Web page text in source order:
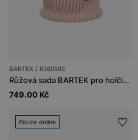
BARTEK / 8560585
Růžová sada BARTEK pro holčičku čepice s reflexním bambulí + nákrčník
749.00 Kč
Pouze online